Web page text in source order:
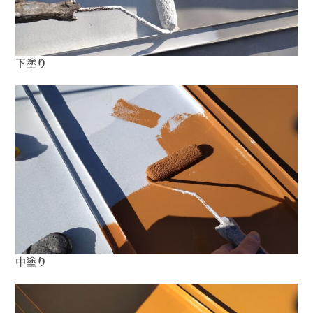
下塗り
中塗り